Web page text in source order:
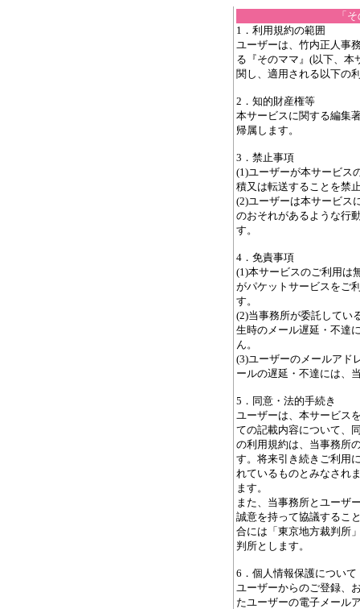
「
1．利用規約の範囲
ユーザーは、竹内正人事
る『そのママ』(以下、本
関し、適用される以下の
2．知的財産権等
本サービスに関する編集
帰属します。
3．禁止事項
(1)ユーザーが本サービス
積又は転送することを禁
(2)ユーザーは本サービス
のおそれがあるような行
す。
4．免責事項
(1)本サービスのご利用は
がパケットサービスをご
す。
(2)当事務所が委託してい
生時のメール遅延・不達
ん。
(3)ユーザーのメールアド
ールの遅延・不達には、
5．同意・法的手続き
ユーザーは、本サービス
ての記載内容について、
の利用規約は、当事務所
す。将来引き続きご利用
れているものとみなされ
ます。
また、当事務所とユーザ
誠意を持って協議するこ
合には「東京地方裁判所
判所とします。
6．個人情報保護について
ユーザーからのご登録、
たユーザーの電子メール